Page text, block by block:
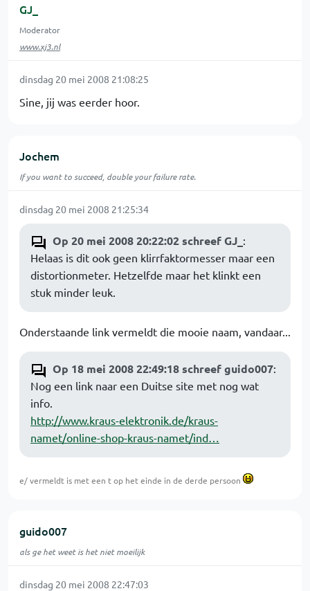
GJ_
Moderator
www.xj3.nl
dinsdag 20 mei 2008 21:08:25
Sine, jij was eerder hoor.
Jochem
If you want to succeed, double your failure rate.
dinsdag 20 mei 2008 21:25:34
Op 20 mei 2008 20:22:02 schreef GJ_ :
Helaas is dit ook geen klirrfaktormesser maar een
distortionmeter. Hetzelfde maar het klinkt een
stuk minder leuk.
Onderstaande link vermeldt die mooie naam, vandaar...
Op 18 mei 2008 22:49:18 schreef guido007:
Nog een link naar een Duitse site met nog wat
info.
http://www.kraus-elektronik.de/kraus-
namet/online-shop-kraus-namet/ind…
e/ vermeldt is met een t op het einde in de derde persoon
guido007
als ge het weet is het niet moeilijk
dinsdag 20 mei 2008 22:47:03